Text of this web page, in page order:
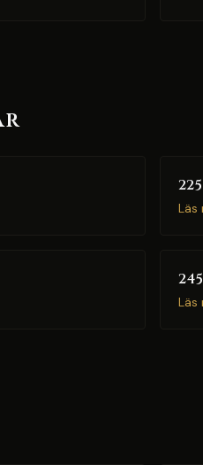
Läs
Läs